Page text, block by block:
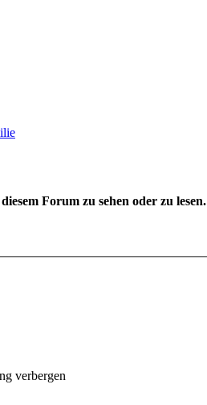
Forum zu sehen oder zu lesen.
verbergen